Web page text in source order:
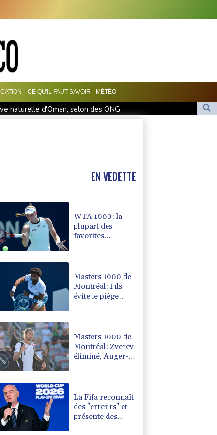
CE QU'IL FAUT SAVOIR MÉTÉO
naturelle d'Oman, selon des ONG
des crocodiles
le piège Svajda, Monfils fait ses adieux
sur Ormuz, mais la réouverture dépendra de Washington
EN VEDETTE
WTA 1000: la
plupart des
favorites
Masters 1000 de
Montréal: Fils
évite le piège
Masters 1000 de
Montréal: Zverev
éliminé, Auger-
La Fifa reconnaît
des "erreurs" et
présente des